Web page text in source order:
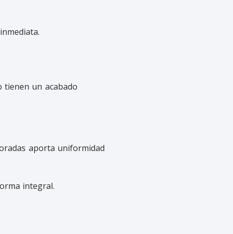
tienen un acabado
aporta uniformidad
integral.